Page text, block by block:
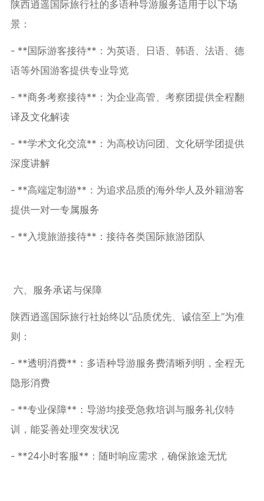
陕西逍遥国际旅行社的多语种导游服务适用于以下场
景：
- **国际游客接待**：为英语、日语、韩语、法语、德
语等外国游客提供专业导览
- **商务考察接待**：为企业高管、考察团提供全程翻
译及文化解读
- **学术文化交流**：为高校访问团、文化研学团提供
深度讲解
- **高端定制游**：为追求品质的海外华人及外籍游客
提供一对一专属服务
- **入境旅游接待**：接待各类国际旅游团队
六、服务承诺与保障
陕西逍遥国际旅行社始终以“品质优先、诚信至上”为准
则：
- **透明消费**：多语种导游服务费清晰列明，全程无
隐形消费
- **专业保障**：导游均接受急救培训与服务礼仪特
训，能妥善处理突发状况
- **24小时客服**：随时响应需求，确保旅途无忧